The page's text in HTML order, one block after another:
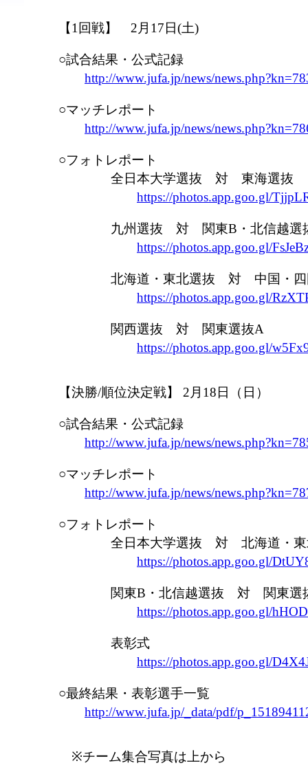
【1回戦】 2月17日(土)
○試合結果・公式記録
http://www.jufa.jp/news/
○マッチレポート
http://www.jufa.jp/news/
○フォトレポート
全日本大学選抜 対 東海選抜
https://photos.app.goo.gl/
九州選抜 対 関東B・北信越選
https://photos.app.goo.gl/
北海道・東北選抜 対 中国・四
https://photos.app.goo.gl/
関西選抜 対 関東選抜A
https://photos.app.goo.gl/
【決勝/順位決定戦】 2月18日（日）
○試合結果・公式記録
http://www.jufa.jp/news/
○マッチレポート
http://www.jufa.jp/news/
○フォトレポート
全日本大学選抜 対 北海道・東
https://photos.app.goo.gl/
関東B・北信越選抜 対 関東選
https://photos.app.goo.gl/
表彰式
https://photos.app.goo.gl/
○最終結果・表彰選手一覧
http://www.jufa.jp/_data/pdf/
※チーム集合写真は上から